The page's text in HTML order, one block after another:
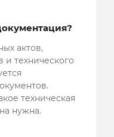
актов,
технического
техническая
нужна.